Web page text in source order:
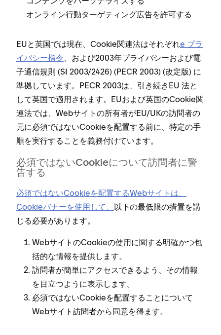
オンライン行動タ⁠ーゲテ⁠ィング広告を許可する
EUと英国では現在⁠、Cookie関連法はそれぞれe プラ
イバシ⁠ー指令 ⁠、および2003年プライバシ⁠ーおよび電
子通信規則 (⁠SI 2003/2426⁠) (⁠PECR 2003⁠) (⁠改定版⁠) に
準拠しています⁠。PECR 2003は⁠、引き続きEU 法と
して英国で適用されます⁠。EUおよび英国のCookie関
連法では⁠、Webサイトの所有者がEU/UKの訪問者の
元に必須ではないCookieを配置する前に⁠、特定の手
順を実行することを義務付けています⁠。
必須ではないCookieについて訪問者に警
告する
必須ではないCookieを配置するWebサイトは⁠、
Cookieバナ⁠ーを使用して⁠、 以下の最低限の措置を講
じる必要があります⁠。
WebサイトのCookieの使用に関する明確かつ包
括的な情報を提供します⁠。
訪問者が簡単にアクセスできるよう⁠、その情報
を目立つように表示します⁠。
必須ではないCookieを配置することについて
Webサイト訪問者から同意を得ます⁠。